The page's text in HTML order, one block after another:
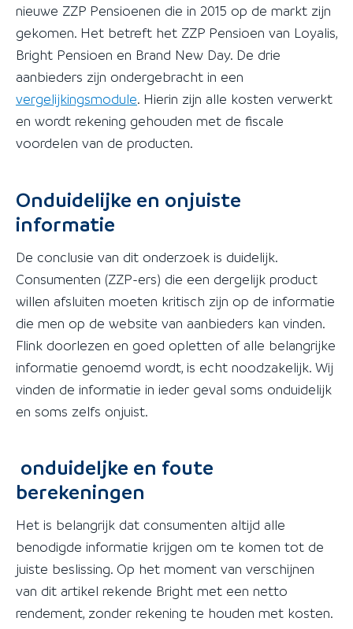
nieuwe ZZP Pensioenen die in 2015 op de markt zijn
gekomen. Het betreft het ZZP Pensioen van Loyalis,
Bright Pensioen en Brand New Day. De drie
aanbieders zijn ondergebracht in een
vergelijkingsmodule. Hierin zijn alle kosten verwerkt
en wordt rekening gehouden met de fiscale
voordelen van de producten.
Onduidelijke en onjuiste
informatie
De conclusie van dit onderzoek is duidelijk.
Consumenten (ZZP-ers) die een dergelijk product
willen afsluiten moeten kritisch zijn op de informatie
die men op de website van aanbieders kan vinden.
Flink doorlezen en goed opletten of alle belangrijke
informatie genoemd wordt, is echt noodzakelijk. Wij
vinden de informatie in ieder geval soms onduidelijk
en soms zelfs onjuist.
onduideljke en foute
berekeningen
Het is belangrijk dat consumenten altijd alle
benodigde informatie krijgen om te komen tot de
juiste beslissing. Op het moment van verschijnen
van dit artikel rekende Bright met een netto
rendement, zonder rekening te houden met kosten.